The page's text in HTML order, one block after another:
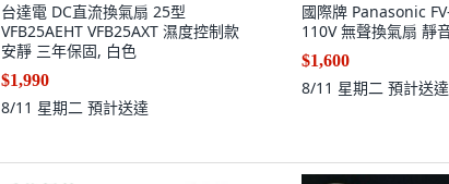
台達電 DC直流換氣扇 25型
VFB25AEHT VFB25AXT 濕度控制款
安靜 三年保固, 白色
$1,990
8/11 星期二 預計送達
國際牌 Panasonic
110V 無聲換氣扇 靜
$1,600
8/11 星期二 預計送達